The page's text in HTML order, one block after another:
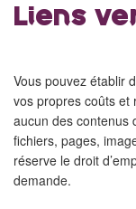
Liens
Vous pouvez établir
vos propres coûts et
aucun des contenus
fichiers, pages,
réserve le droit
demande.